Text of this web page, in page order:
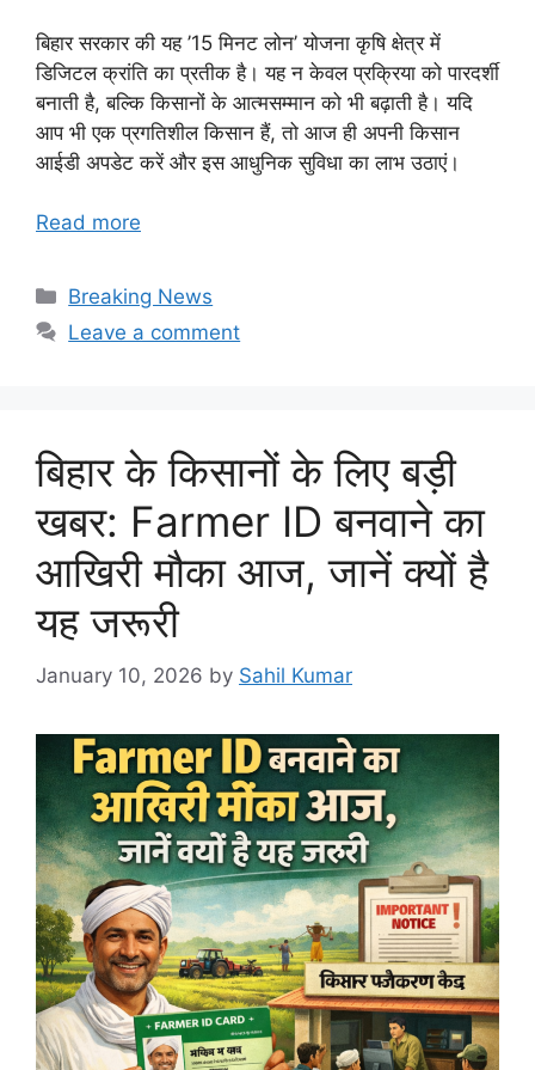
बिहार सरकार की यह ’15 मिनट लोन’ योजना कृषि क्षेत्र में
डिजिटल क्रांति का प्रतीक है। यह न केवल प्रक्रिया को पारदर्शी
बनाती है, बल्कि किसानों के आत्मसम्मान को भी बढ़ाती है। यदि
आप भी एक प्रगतिशील किसान हैं, तो आज ही अपनी किसान
आईडी अपडेट करें और इस आधुनिक सुविधा का लाभ उठाएं।
Read more
Categories
Breaking News
Leave a comment
बिहार के किसानों के लिए बड़ी
खबर: Farmer ID बनवाने का
आखिरी मौका आज, जानें क्यों है
यह जरूरी
January 10, 2026 by Sahil Kumar